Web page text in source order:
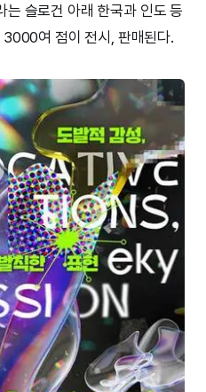
는 슬로건 아래 한국과 인도 등
여 점이 전시, 판매된다.